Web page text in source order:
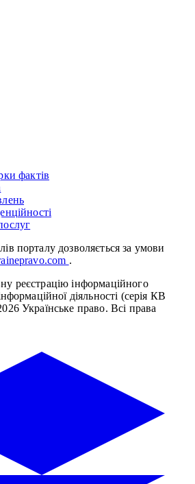
фактів
порталу дозволяється за умови
.
реєстрацію інформаційного
діяльності (серія КВ
Українське право. Всі права